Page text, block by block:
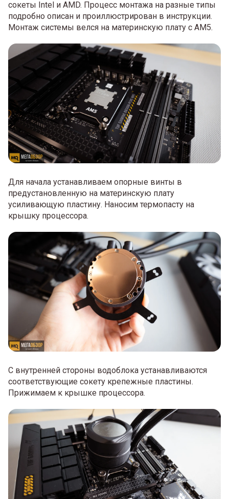
сокеты Intel и AMD. Процесс монтажа на разные типы
подробно описан и проиллюстрирован в инструкции.
Монтаж системы велся на материнскую плату с AM5.
Для начала устанавливаем опорные винты в
предустановленную на материнскую плату
усиливающую пластину. Наносим термопасту на
крышку процессора.
С внутренней стороны водоблока устанавливаются
соответствующие сокету крепежные пластины.
Прижимаем к крышке процессора.